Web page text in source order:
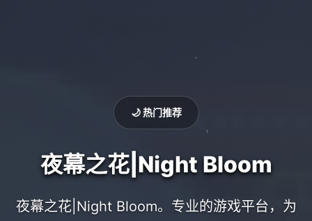
🌙 热门推荐
夜幕之花|Night Bloom
夜幕之花|Night Bloom。专业的游戏平台，为